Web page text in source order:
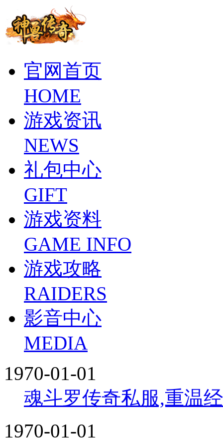
官网首页
HOME
游戏资讯
NEWS
礼包中心
GIFT
游戏资料
GAME INFO
游戏攻略
RAIDERS
影音中心
MEDIA
1970-01-01
魂斗罗传奇私服,重温
1970-01-01